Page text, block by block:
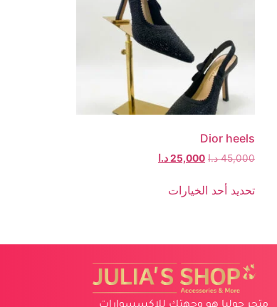
Dior heels
45,000 د.ا 25,000د.ا
تحديد أحد الخيارات